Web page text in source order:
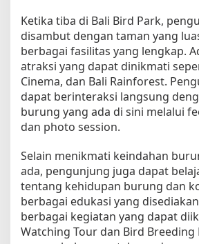
Ketika tiba di Bali Bird Park,
disambut dengan taman yang
berbagai fasilitas yang lengkap.
atraksi yang dapat dinikmati
Cinema, dan Bali Rainforest.
dapat berinteraksi langsung
burung yang ada di sini melalui
dan photo session.
Selain menikmati keindahan
ada, pengunjung juga dapat
tentang kehidupan burung dan
berbagai edukasi yang
berbagai kegiatan yang dapat
Watching Tour dan Bird